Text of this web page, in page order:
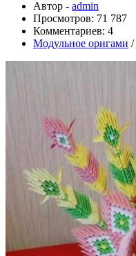
Автор - admin
Просмотров: 71 787
Комментариев: 4
Модульное оригами /